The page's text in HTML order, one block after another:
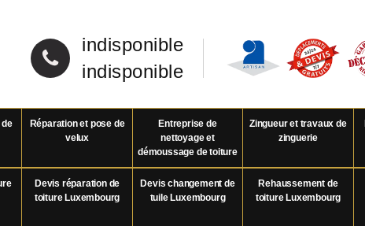
indisponible
indisponible
de
Réparation et pose de
velux
Entreprise de
nettoyage et
démoussage de toiture
Zingueur et travaux de
zinguerie
Devis réparation de
toiture Luxembourg
Devis changement de
tuile Luxembourg
Rehaussement de
toiture Luxembourg